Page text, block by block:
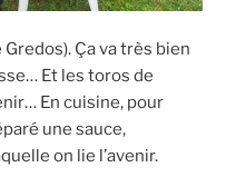
Gredos). Ça va très bien
Et les toros de
En cuisine, pour
une sauce,
on lie l’avenir.